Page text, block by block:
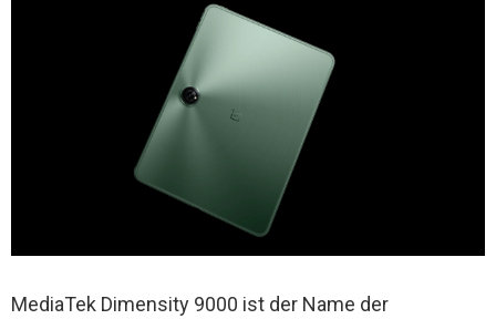
MediaTek Dimensity 9000 ist der Name der